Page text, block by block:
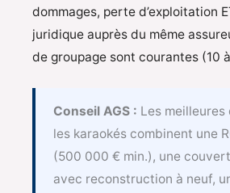
dommages, perte d’exploitation
juridique auprès du même
de groupage sont courantes (10
Conseil AGS : Les
les karaokés combinent une
(500 000 € min.), une
avec reconstruction à neuf,